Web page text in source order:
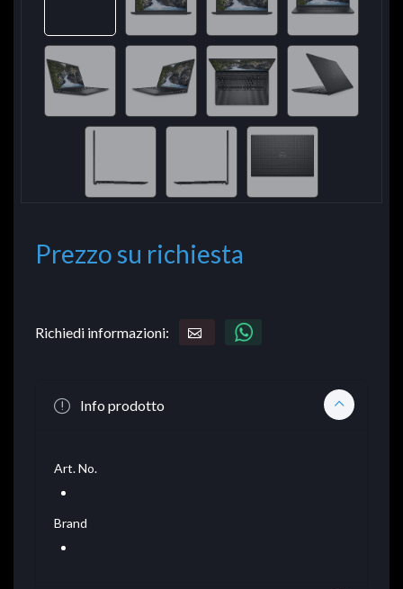
Prezzo su richiesta
Richiedi informazioni:
Info prodotto
Art. No.
Brand